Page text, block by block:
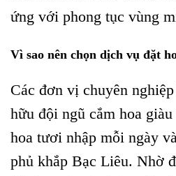
ứng với phong tục vùng
Vì sao nên chọn dịch vụ đặt
Các đơn vị chuyên
hữu đội ngũ cắm hoa
hoa tươi nhập mỗi ngày
phủ khắp Bạc Liêu. Nhờ